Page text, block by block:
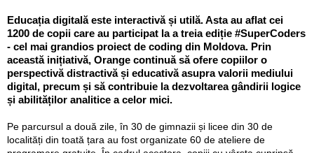
Educația digitală este interactivă și utilă. Asta au aflat cei
1200 de copii care au participat la a treia ediție #SuperCoders
- cel mai grandios proiect de coding din Moldova. Prin
această inițiativă, Orange continuă să ofere copiilor o
perspectivă distractivă și educativă asupra valorii mediului
digital, precum și să contribuie la dezvoltarea gândirii logice
și abilităților analitice a celor mici.
Pe parcursul a două zile, în 30 de gimnazii și licee din 30 de
localități din toată țara au fost organizate 60 de ateliere de